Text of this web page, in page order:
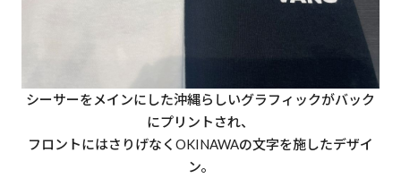
シーサーをメインにした沖縄らしいグラフィックがバック
にプリントされ、
フロントにはさりげなくOKINAWAの文字を施したデザイ
ン。